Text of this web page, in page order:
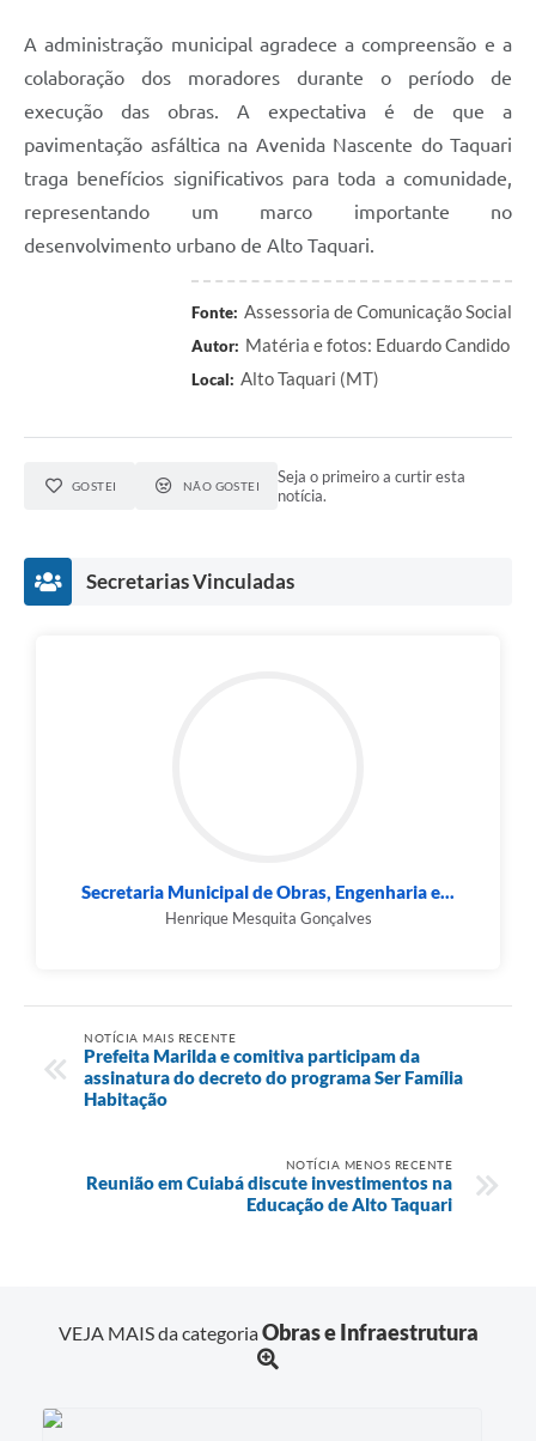
A administração municipal agradece a compreensão e a
colaboração dos moradores durante o período de
execução das obras. A expectativa é de que a
pavimentação asfáltica na Avenida Nascente do Taquari
traga benefícios significativos para toda a comunidade,
representando um marco importante no
desenvolvimento urbano de Alto Taquari.
Fonte: Assessoria de Comunicação Social
Autor: Matéria e fotos: Eduardo Candido
Local: Alto Taquari (MT)
GOSTEI NÃO GOSTEI
Seja o primeiro a curtir esta
notícia.
Secretarias Vinculadas
Secretaria Municipal de Obras, Engenharia e...
Henrique Mesquita Gonçalves
NOTÍCIA MAIS RECENTE
Prefeita Marilda e comitiva participam da
assinatura do decreto do programa Ser Família
Habitação
NOTÍCIA MENOS RECENTE
Reunião em Cuiabá discute investimentos na
Educação de Alto Taquari
VEJA MAIS da categoriaObras e Infraestrutura